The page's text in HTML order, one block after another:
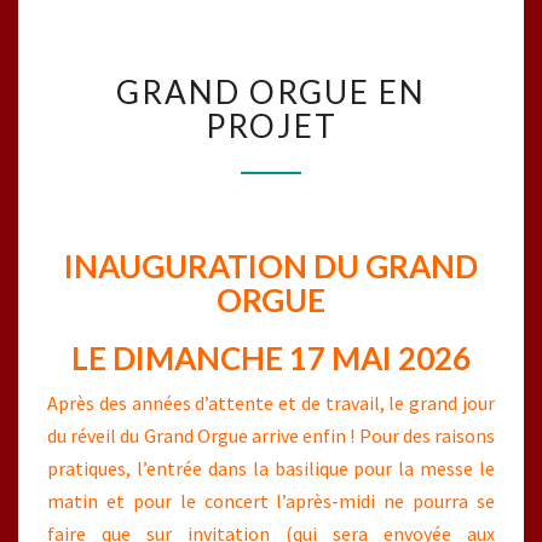
ORGUE
EN
PROJET
GRAND ORGUE EN
PROJET
INAUGURATION DU GRAND
ORGUE
LE DIMANCHE 17 MAI 2026
Après des années d’attente et de travail, le grand jour
du réveil du Grand Orgue arrive enfin ! Pour des raisons
pratiques, l’entrée dans la basilique pour la messe le
matin et pour le concert l’après-midi ne pourra se
faire que sur invitation (qui sera envoyée aux